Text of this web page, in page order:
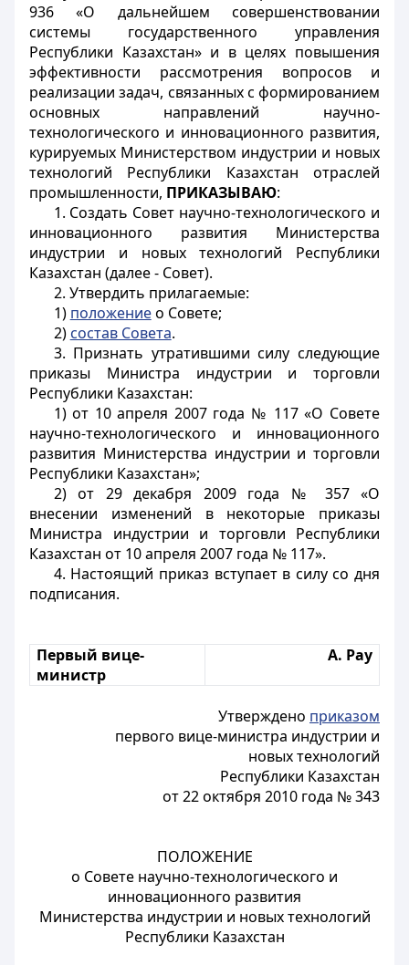
936 «О дальнейшем совершенствовании
системы государственного управления
Республики Казахстан» и в целях повышения
эффективности рассмотрения вопросов и
реализации задач, связанных с формированием
основных направлений научно-
технологического и инновационного развития,
курируемых Министерством индустрии и новых
технологий Республики Казахстан отраслей
промышленности, ПРИКАЗЫВАЮ:
1. Создать Совет научно-технологического и
инновационного развития Министерства
индустрии и новых технологий Республики
Казахстан (далее - Совет).
2. Утвердить прилагаемые:
1) положениео Совете;
2) состав Совета.
3. Признать утратившими силу следующие
приказы Министра индустрии и торговли
Республики Казахстан:
1) от 10 апреля 2007 года № 117 «О Совете
научно-технологического и инновационного
развития Министерства индустрии и торговли
Республики Казахстан»;
2) от 29 декабря 2009 года № 357 «О
внесении изменений в некоторые приказы
Министра индустрии и торговли Республики
Казахстан от 10 апреля 2007 года № 117».
4. Настоящий приказ вступает в силу со дня
подписания.
Первый вице-
министр
А. Рау
Утверждено приказом
первого вице-министра индустрии и
новых технологий
Республики Казахстан
от 22 октября 2010 года № 343
ПОЛОЖЕНИЕ
о Совете научно-технологического и
инновационного развития
Министерства индустрии и новых технологий
Республики Казахстан